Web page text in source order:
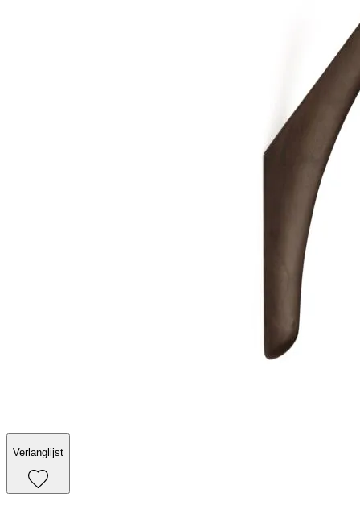
Verlanglijst